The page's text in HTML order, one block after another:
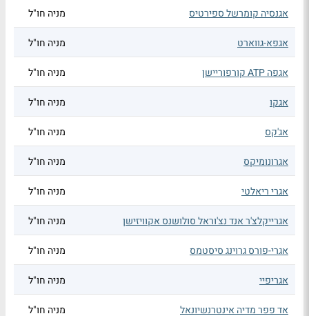
אגנסיה קומרשל ספירטיס מניה חו"ל
אגפא-גווארט מניה חו"ל
אגפה ATP קורפוריישן מניה חו"ל
אגקו מניה חו"ל
אג'קס מניה חו"ל
אגרונומיקס מניה חו"ל
אגרי ריאלטי מניה חו"ל
אגרייקלצ'ר אנד נצ'וראל סולושנס אקוויזישן מניה חו"ל
אגרי-פורס גרוינג סיסטמס מניה חו"ל
אגריפיי מניה חו"ל
אד פפר מדיה אינטרנשיונאל מניה חו"ל